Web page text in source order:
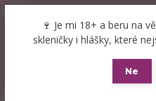
🍷 Je mi 18+ a beru na
skleničky i hlášky, které
Ne